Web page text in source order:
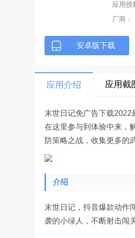
应用授
厂商：
安卓版下载
应用介绍 应用截
末世日记免广告下载2022
在这里参与到体验中来，
防策略之战，收集更多的
介绍
末世日记，抖音爆款动作
袭的小绿人，不断射击闯